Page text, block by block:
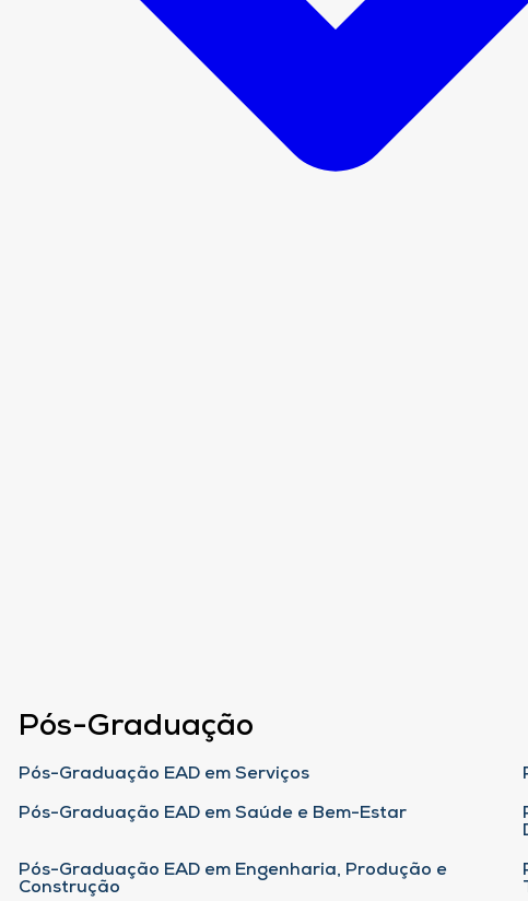
Pós-Graduação
Pós-Graduação EAD em Serviços
Pós-Graduação EAD em Saúde e Bem-Estar
Pós-Graduação EAD em Engenharia, Produção e
Construção